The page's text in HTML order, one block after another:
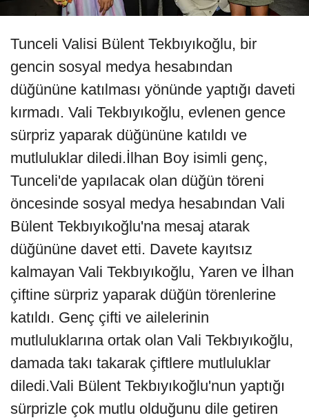
Tunceli Valisi Bülent Tekbıyıkoğlu, bir
gencin sosyal medya hesabından
düğününe katılması yönünde yaptığı daveti
kırmadı. Vali Tekbıyıkoğlu, evlenen gence
sürpriz yaparak düğününe katıldı ve
mutluluklar diledi.İlhan Boy isimli genç,
Tunceli'de yapılacak olan düğün töreni
öncesinde sosyal medya hesabından Vali
Bülent Tekbıyıkoğlu'na mesaj atarak
düğününe davet etti. Davete kayıtsız
kalmayan Vali Tekbıyıkoğlu, Yaren ve İlhan
çiftine sürpriz yaparak düğün törenlerine
katıldı. Genç çifti ve ailelerinin
mutluluklarına ortak olan Vali Tekbıyıkoğlu,
damada takı takarak çiftlere mutluluklar
diledi.Vali Bülent Tekbıyıkoğlu'nun yaptığı
sürprizle çok mutlu olduğunu dile getiren